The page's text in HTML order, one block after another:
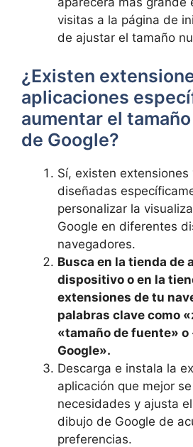
visitas a la página de
de ajustar el tamaño⁤
¿Existen
aplicaciones
aumentar ⁣el‍
de Google?
Sí, existen extensiones
⁣diseñadas
personalizar la
Google ⁣en diferentes
navegadores.
Busca en⁢ la ‍tienda de
dispositivo o en la
extensiones de tu
palabras clave como
«tamaño de fuente»
Google».
Descarga e ‍instala la
aplicación que mejor⁣
necesidades y ajusta
dibujo de​ Google​ de
preferencias.